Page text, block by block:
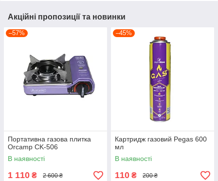
Акційні пропозиції та новинки
–57%
Портативна газова плитка
Orcamp CK-506
В наявності
1 110 ₴ 2 600 ₴
–45%
Картридж газовий Pegas 600
мл
В наявності
110 ₴ 200 ₴